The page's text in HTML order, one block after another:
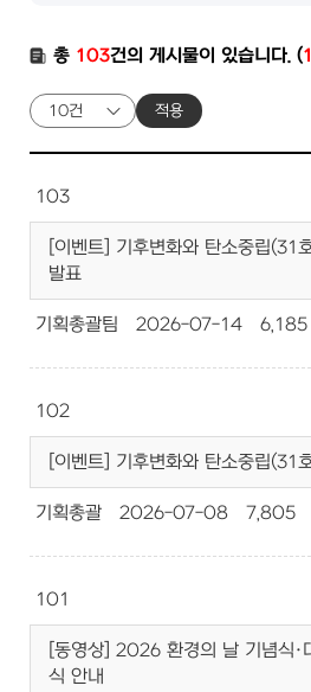
총 103건의 게시물이 있습니다. (1
적용
103
[이벤트] 기후변화와 탄소중립(31
발표
기획총괄팀 2026-07-14 6,185
102
[이벤트] 기후변화와 탄소중립(31
기획총괄 2026-07-08 7,805
101
[동영상] 2026 환경의 날 기념식·
식 안내